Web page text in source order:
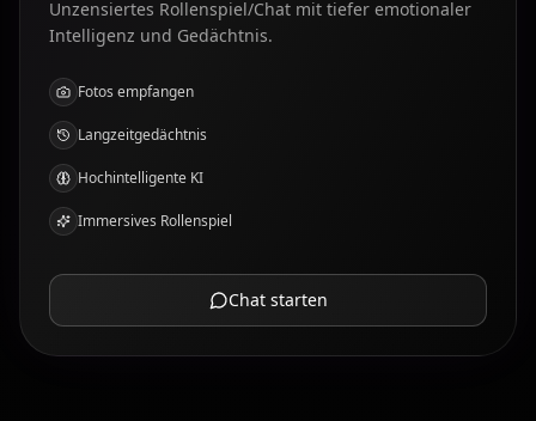
Unzensiertes Rollenspiel/Chat mit tiefer emotionaler
Intelligenz und Gedächtnis.
Fotos empfangen
Langzeitgedächtnis
Hochintelligente KI
Immersives Rollenspiel
Chat starten